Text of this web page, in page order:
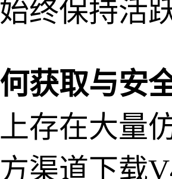
终保持活
获取与安
存在大量
渠道下载